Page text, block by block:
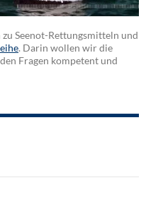
Seenot-Rettungsmitteln und
. Darin wollen wir die
Fragen kompetent und